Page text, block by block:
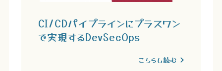
CI/CDパイプラインにプラスワン
で実現するDevSecOps
こちらも読む